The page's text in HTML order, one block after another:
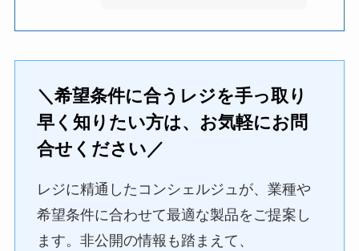
＼希望条件に合うレジを手っ取り
早く知りたい方は、お気軽にお問
合せください／
レジに精通したコンシェルジュが、業種や
希望条件に合わせて最適な製品をご提案し
ます。非公開の情報も踏まえて、